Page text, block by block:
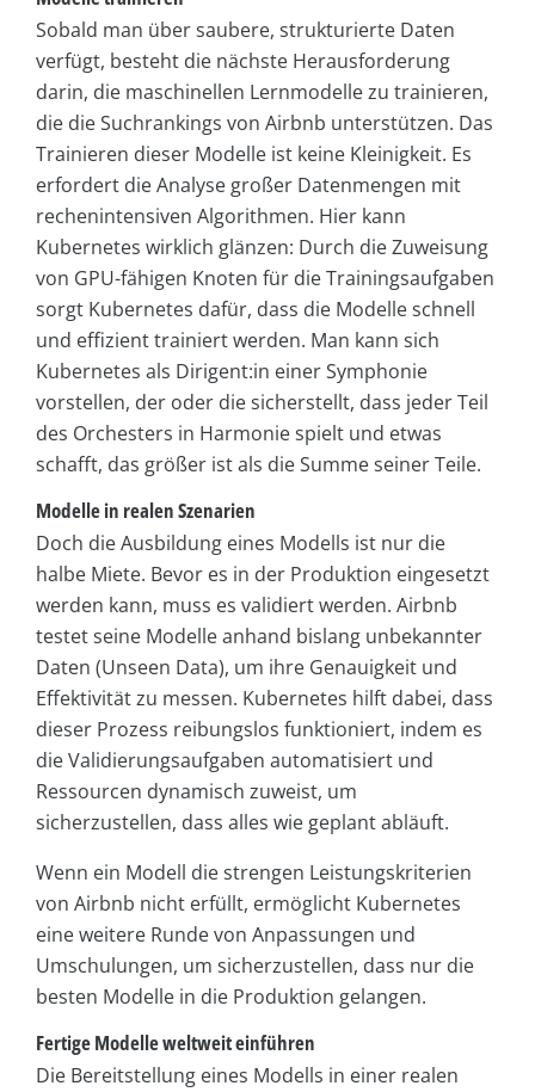
Sobald man über saubere, strukturierte Daten
verfügt, besteht die nächste Herausforderung
darin, die maschinellen Lernmodelle zu trainieren,
die die Suchrankings von Airbnb unterstützen. Das
Trainieren dieser Modelle ist keine Kleinigkeit. Es
erfordert die Analyse großer Datenmengen mit
rechenintensiven Algorithmen. Hier kann
Kubernetes wirklich glänzen: Durch die Zuweisung
von GPU-fähigen Knoten für die Trainingsaufgaben
sorgt Kubernetes dafür, dass die Modelle schnell
und effizient trainiert werden. Man kann sich
Kubernetes als Dirigent:in einer Symphonie
vorstellen, der oder die sicherstellt, dass jeder Teil
des Orchesters in Harmonie spielt und etwas
schafft, das größer ist als die Summe seiner Teile.
Modelle in realen Szenarien
Doch die Ausbildung eines Modells ist nur die
halbe Miete. Bevor es in der Produktion eingesetzt
werden kann, muss es validiert werden. Airbnb
testet seine Modelle anhand bislang unbekannter
Daten (Unseen Data), um ihre Genauigkeit und
Effektivität zu messen. Kubernetes hilft dabei, dass
dieser Prozess reibungslos funktioniert, indem es
die Validierungsaufgaben automatisiert und
Ressourcen dynamisch zuweist, um
sicherzustellen, dass alles wie geplant abläuft.
Wenn ein Modell die strengen Leistungskriterien
von Airbnb nicht erfüllt, ermöglicht Kubernetes
eine weitere Runde von Anpassungen und
Umschulungen, um sicherzustellen, dass nur die
besten Modelle in die Produktion gelangen.
Fertige Modelle weltweit einführen
Die Bereitstellung eines Modells in einer realen